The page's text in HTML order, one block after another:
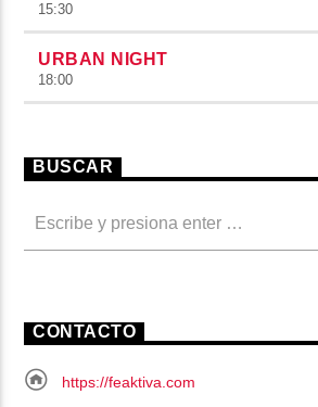
15:30
URBAN NIGHT
18:00
BUSCAR
CONTACTO
https://feaktiva.com